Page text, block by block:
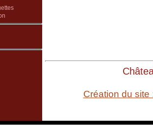
Création du site